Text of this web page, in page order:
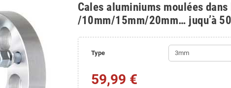
Cales aluminiums moulées
/10mm/15mm/20mm… juqu’à
Type
59,99 €